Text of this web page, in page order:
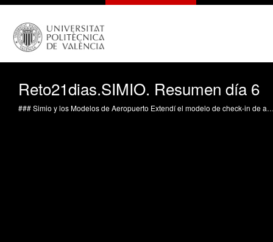
Reto21dias.SIMIO. Resumen día 6
### Simio y los Modelos de Aeropuerto Extendí el modelo de check-in de aeropuerto que comencé el día anterior. Establecí propiedades de referencia y respuestas para usar en los experimentos, y luego realicé experimentos y analicé los resultados. Incluso activé una cuenta de Simio como docente y actualicé mis licencias Simio en mis